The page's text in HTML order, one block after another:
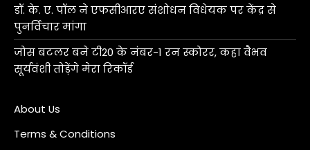
डॉ. के. ए. पॉल ने एफसीआरए संशोधन विधेयक पर केंद्र से
पुनर्विचार मांगा
जोस बटलर बने टी20 के नंबर-1 रन स्कोरर, कहा वैभव
सूर्यवंशी तोड़ेंगे मेरा रिकॉर्ड
About Us
Terms & Conditions